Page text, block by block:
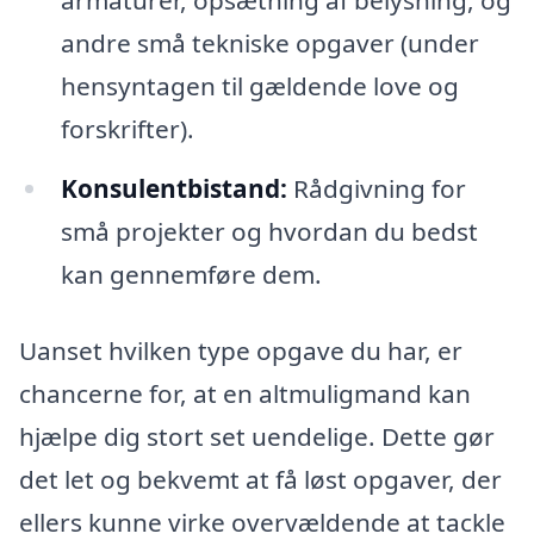
andre små tekniske opgaver (under
hensyntagen til gældende love og
forskrifter).
Konsulentbistand: Rådgivning for
små projekter og hvordan du bedst
kan gennemføre dem.
Uanset hvilken type opgave du har, er
chancerne for, at en altmuligmand kan
hjælpe dig stort set uendelige. Dette gør
det let og bekvemt at få løst opgaver, der
ellers kunne virke overvældende at tackle